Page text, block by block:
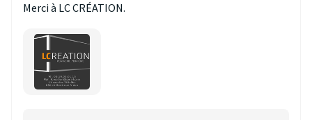
Merci à LC CRÉATION.